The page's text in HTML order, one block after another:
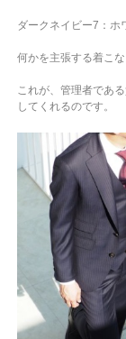
ダークネイビー7：ホ
何かを主張する着こ
これが、管理者であ
してくれるのです。